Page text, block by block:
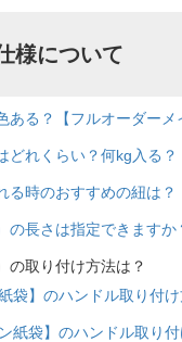
様について
ある？【フルオーダーメ
どれくらい？何kg入る？
る時のおすすめの紐は？
の長さは指定できますか
の取り付け方法は？
袋】のハンドル取り付
紙袋】のハンドル取り